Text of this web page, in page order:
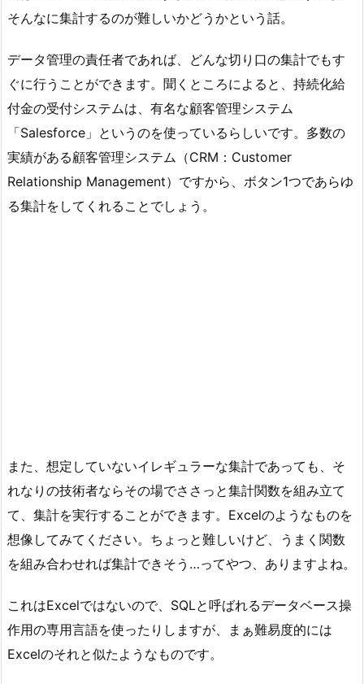
そんなに集計するのが難しいかどうかという話。
データ管理の責任者であれば、どんな切り口の集計でもす
ぐに行うことができます。聞くところによると、持続化給
付金の受付システムは、有名な顧客管理システム
「Salesforce」というのを使っているらしいです。多数の
実績がある顧客管理システム（CRM：Customer
Relationship Management）ですから、ボタン1つであらゆ
る集計をしてくれることでしょう。
また、想定していないイレギュラーな集計であっても、そ
れなりの技術者ならその場でささっと集計関数を組み立て
て、集計を実行することができます。Excelのようなものを
想像してみてください。ちょっと難しいけど、うまく関数
を組み合わせれば集計できそう…ってやつ、ありますよね。
これはExcelではないので、SQLと呼ばれるデータベース操
作用の専用言語を使ったりしますが、まぁ難易度的には
Excelのそれと似たようなものです。